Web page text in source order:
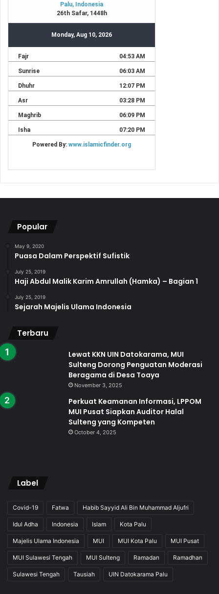
Popular
May 9, 2020
Puasa Dalam Perspektif Sufistik
July 25, 2019
Haji Abdul Malik Karim Amrullah (Hamka) – Bagian 1
July 25, 2019
Sejarah Majelis Ulama Indonesia
Terbaru
Lewat KKN UIN Datokarama, MUI
Sulteng Dorong Penguatan Moderasi
Beragama di Desa Toaya
November 3, 2025
Perkuat Keamanan Informasi, LPPOM
MUI Pusat Siapkan Auditor Halal
Sulteng yang Kompeten
October 4, 2025
Label
Covid-19 Fatwa Habib Sayyid Ali Bin Muhammad Aljufri
Idul Adha Indonesia Islam Kota Palu
Majelis Ulama Indonesia MUI MUI Kota Palu MUI Pusat
MUI Sulawesi Tengah MUI Sulteng Ramadan Ramadhan
Sulawesi Tengah Tausiah UIN Datokarama Palu